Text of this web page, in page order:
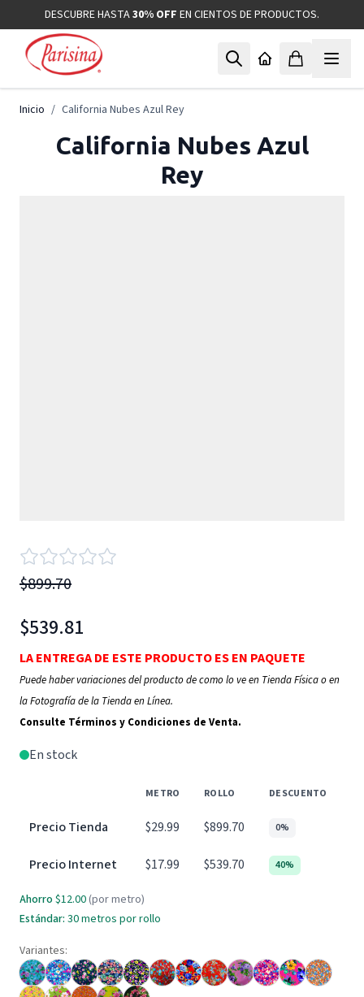
Ir al contenidoDESCUBRE HASTA30% OFF EN CIENTOS DE PRODUCTOS.
Inicio / California Nubes Azul Rey
California Nubes Azul
Rey
$899.70
$539.81
LA ENTREGA DE ESTE PRODUCTO ES EN PAQUETE
Puede haber variaciones del producto de como lo ve en Tienda Física o en
la Fotografía de la Tienda en Línea.
Consulte Términos y Condiciones de Venta.
En stock
METRO ROLLO DESCUENTO
Precio Tienda $29.99 $899.70 0%
Precio Internet $17.99 $539.70 40%
Ahorro $12.00 (por metro)
Estándar: 30 metros por rollo
Variantes: